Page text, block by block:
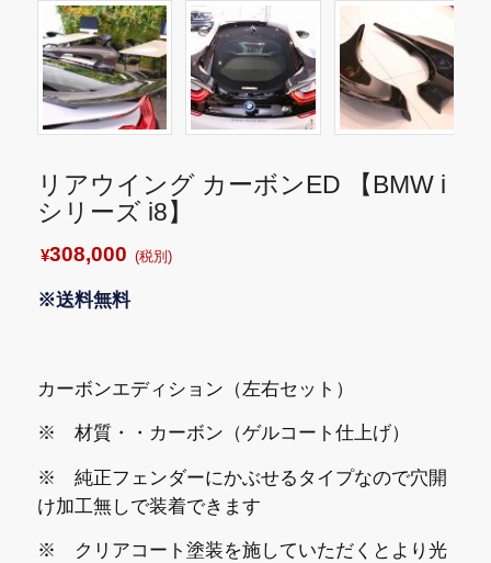
リアウイング カーボンED 【BMW i
シリーズ i8】
¥308,000 (税別)
※送料無料
カーボンエディション（左右セット）
※ 材質・・カーボン（ゲルコート仕上げ）
※ 純正フェンダーにかぶせるタイプなので穴開
け加工無しで装着できます
※ クリアコート塗装を施していただくとより光